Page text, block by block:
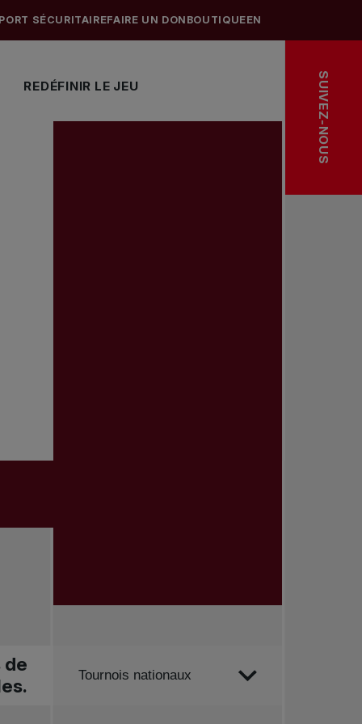
REDÉFINIR LE JEU
SÉCURITAIREFAIRE UN DON BOUTIQUEEN
SUIVEZ-NOUS
Trier par
Tournois nationaux